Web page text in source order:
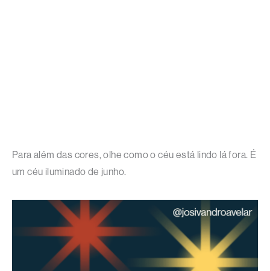
Para além das cores, olhe como o céu está lindo lá fora. É
um céu iluminado de junho.